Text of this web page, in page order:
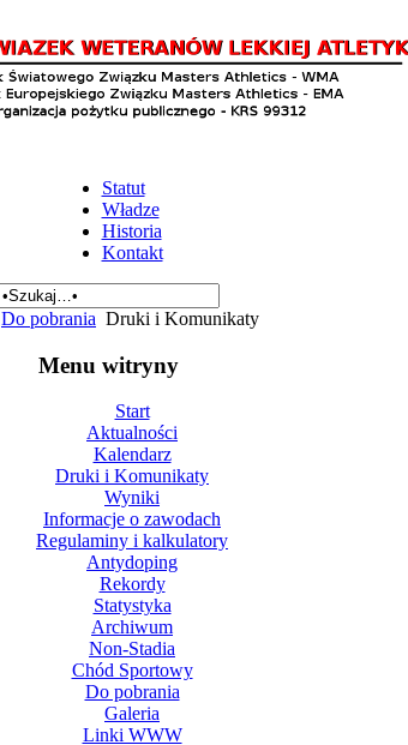
Statut
Władze
Historia
Kontakt
Do pobrania Druki i Komunikaty
Menu witryny
Start
Aktualności
Kalendarz
Druki i Komunikaty
Wyniki
Informacje o zawodach
Regulaminy i kalkulatory
Antydoping
Rekordy
Statystyka
Archiwum
Non-Stadia
Chód Sportowy
Do pobrania
Galeria
Linki WWW